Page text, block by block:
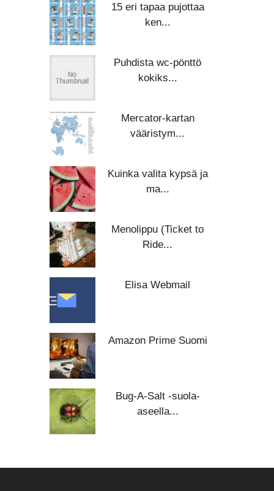
15 eri tapaa pujottaa
ken...
Puhdista wc-pönttö
kokiks...
Mercator-kartan
vääristym...
Kuinka valita kypsä ja
ma...
Menolippu (Ticket to
Ride...
Elisa Webmail
Amazon Prime Suomi
Bug-A-Salt -suola-
aseella...